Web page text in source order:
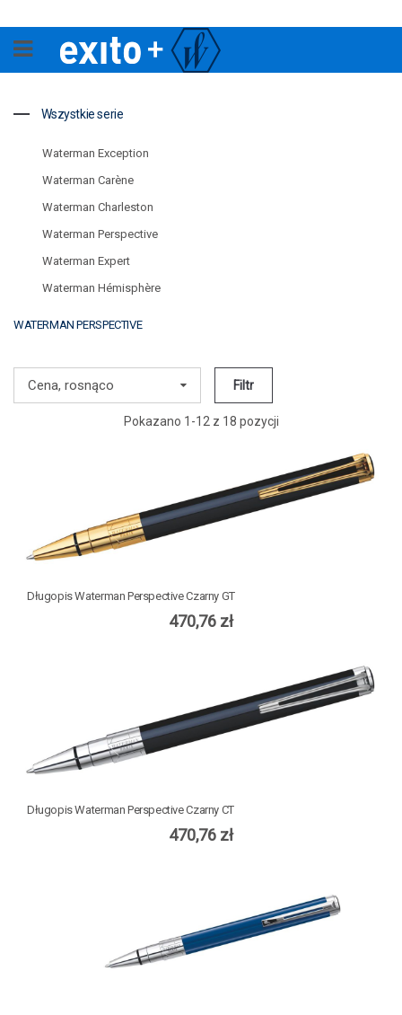
Wszystkie serie
Waterman Exception
Waterman Carène
Waterman Charleston
Waterman Perspective
Waterman Expert
Waterman Hémisphère
WATERMAN PERSPECTIVE
Cena, rosnąco Filtr
Pokazano 1-12 z 18 pozycji
Długopis Waterman Perspective Czarny GT
470,76 zł
Długopis Waterman Perspective Czarny CT
470,76 zł